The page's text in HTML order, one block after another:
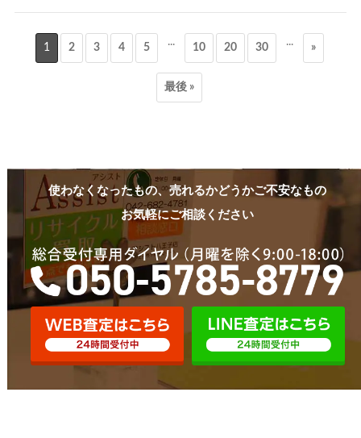
1 2 3 4 5 ... 10 20 30 ... »
最後 »
使わなくなったもの、売れるかどうかご不安なもの
お気軽にご相談ください